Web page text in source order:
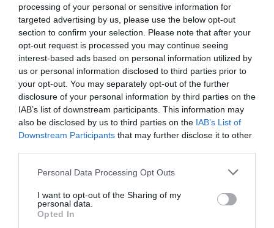
processing of your personal or sensitive information for
targeted advertising by us, please use the below opt-out
section to confirm your selection. Please note that after your
opt-out request is processed you may continue seeing
interest-based ads based on personal information utilized by
us or personal information disclosed to third parties prior to
your opt-out. You may separately opt-out of the further
disclosure of your personal information by third parties on the
IAB’s list of downstream participants. This information may
also be disclosed by us to third parties on the IAB’s List of
Downstream Participants that may further disclose it to other
Please note that this website/app uses one or more Google
not limited to your visit or usage behaviour. You may click to
grant or deny consent to Google and its third-party tags to
use your data for below specified purposes in below Google
Personal Data Processing Opt Outs
I want to opt-out of the Sharing of my
personal data.
Opted In
Probléma jelentése Te vagy a tulajdonos?